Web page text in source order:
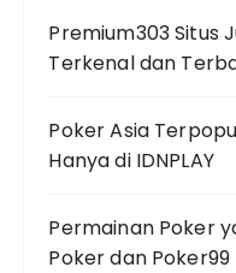
Premium303 Situs
Terkenal dan
Poker Asia
Hanya di IDNPLAY
Permainan Poker
Poker dan Poker99